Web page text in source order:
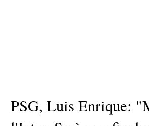
PSG, Luis Enrique: